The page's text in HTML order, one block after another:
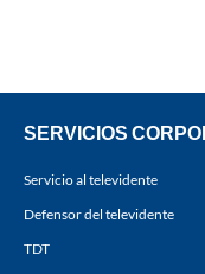
SERVICIOS
Servicio al televidente
Defensor del televidente
TDT